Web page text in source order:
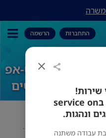
שירות!
לסטארט-אפ שעוסק בservice on
עבודה משתנה
התחברות הרשמה
לסטארט-אפ
שעוסק בservice on demand דרושים
נהגים נותני שירות!